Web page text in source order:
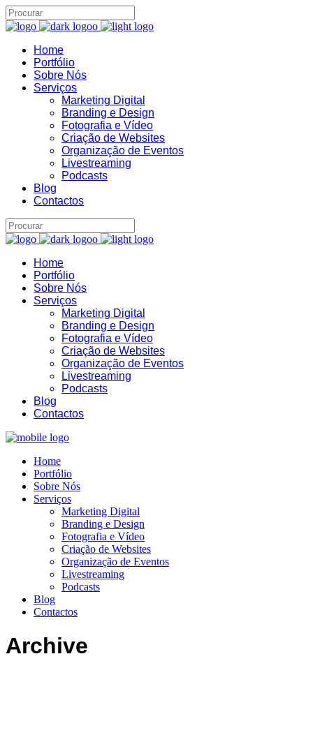
Home
Portfólio
Sobre Nós
Serviços
Marketing Digital
Branding e Design
Fotografia e Vídeo
Criação de Websites
Organização de Eventos
Livestreaming
Podcasts
Blog
Contactos
Home
Portfólio
Sobre Nós
Serviços
Marketing Digital
Branding e Design
Fotografia e Vídeo
Criação de Websites
Organização de Eventos
Livestreaming
Podcasts
Blog
Contactos
Home
Portfólio
Sobre Nós
Serviços
Marketing Digital
Branding e Design
Fotografia e Vídeo
Criação de Websites
Organização de Eventos
Livestreaming
Podcasts
Blog
Contactos
Archive
B22
Assistente IA · Brand22
Online